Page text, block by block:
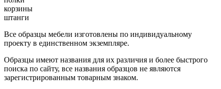
корзины
штанги
Все образцы мебели изготовлены по индивидуальному
проекту в единственном экземпляре.
Образцы имеют названия для их различия и более быстрого
поиска по сайту, все названия образцов не являются
зарегистрированным товарным знаком.